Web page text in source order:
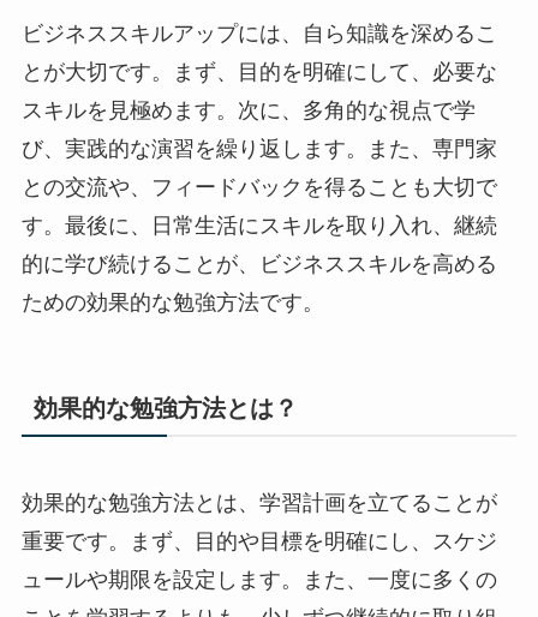
ビジネススキルアップには、自ら知識を深めるこ
とが大切です。まず、目的を明確にして、必要な
スキルを見極めます。次に、多角的な視点で学
び、実践的な演習を繰り返します。また、専門家
との交流や、フィードバックを得ることも大切で
す。最後に、日常生活にスキルを取り入れ、継続
的に学び続けることが、ビジネススキルを高める
ための効果的な勉強方法です。
効果的な勉強方法とは？
効果的な勉強方法とは、学習計画を立てることが
重要です。まず、目的や目標を明確にし、スケジ
ュールや期限を設定します。また、一度に多くの